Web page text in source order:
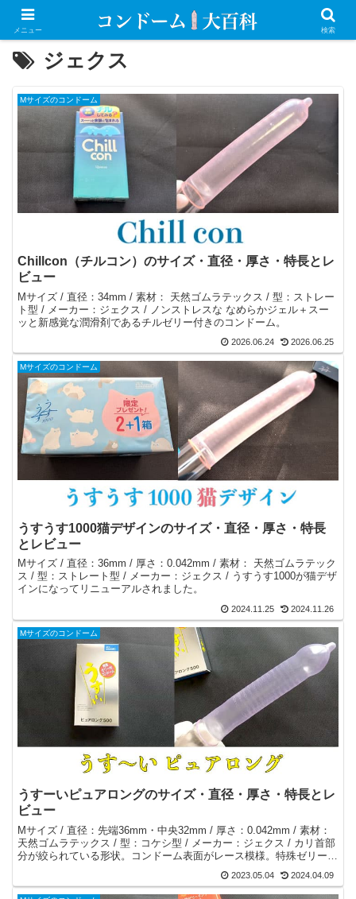
ジェクス
Mサイズのコンドーム
Chillcon（チルコン）のサイズ・直径・厚さ・特長とレ
ビュー
Mサイズ / 直径：34mm / 素材： 天然ゴムラテックス / 型：ストレー
ト型 / メーカー：ジェクス / ノンストレスな なめらかジェル＋スー
ッと新感覚な潤滑剤であるチルゼリー付きのコンドーム。
2026.06.24 2026.06.25
Mサイズのコンドーム
うすうす1000猫デザインのサイズ・直径・厚さ・特長
とレビュー
Mサイズ / 直径：36mm / 厚さ：0.042mm / 素材： 天然ゴムラテック
ス / 型：ストレート型 / メーカー：ジェクス / うすうす1000が猫デザ
インになってリニューアルされました。
2024.11.25 2024.11.26
Mサイズのコンドーム
うすーいピュアロングのサイズ・直径・厚さ・特長とレ
ビュー
Mサイズ / 直径：先端36mm・中央32mm / 厚さ：0.042mm / 素材：
天然ゴムラテックス / 型：コケシ型 / メーカー：ジェクス / カリ首部
分が絞られている形状。コンドーム表面がレース模様。特殊ゼリーが
2023.05.04 2024.04.09
メニュー 検索